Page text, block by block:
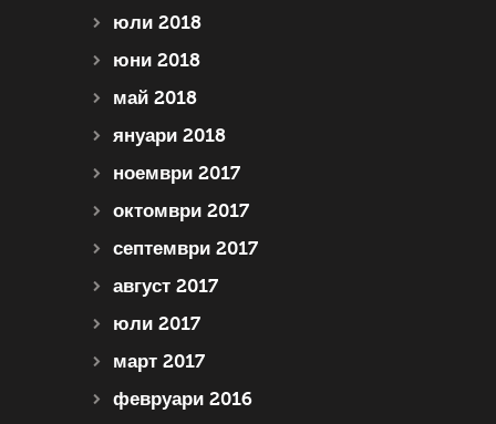
юли 2018
юни 2018
май 2018
януари 2018
ноември 2017
октомври 2017
септември 2017
август 2017
юли 2017
март 2017
февруари 2016